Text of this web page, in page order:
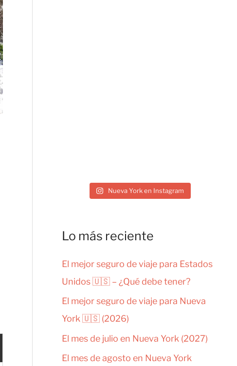
Nueva York en Instagram
Lo más reciente
El mejor seguro de viaje para Estados
Unidos 🇺🇸 – ¿Qué debe tener?
El mejor seguro de viaje para Nueva
York 🇺🇸 (2026)
El mes de julio en Nueva York (2027)
El mes de agosto en Nueva York